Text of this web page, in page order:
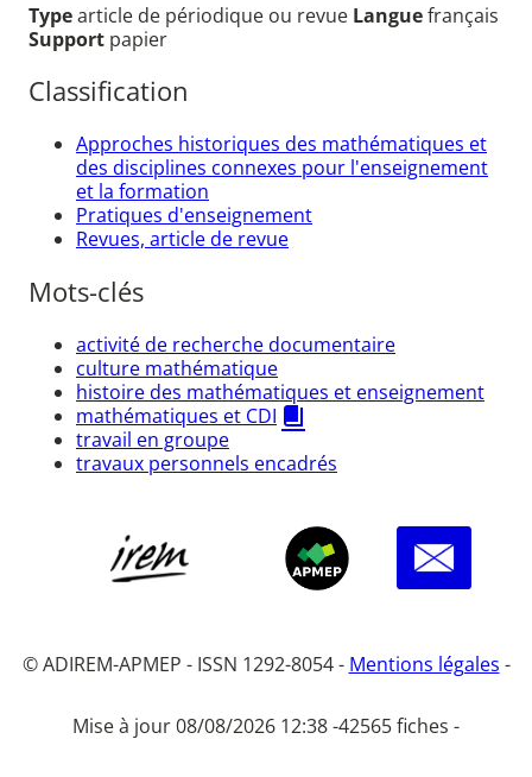
Typearticle de périodique ou revue Languefrançais
Support papier
Classification
Approches historiques des mathématiques et
des disciplines connexes pour l'enseignement
et la formation
Pratiques d'enseignement
Revues, article de revue
Mots-clés
activité de recherche documentaire
culture mathématique
histoire des mathématiques et enseignement
mathématiques et CDI
travail en groupe
travaux personnels encadrés
© ADIREM-APMEP - ISSN 1292-8054 - Mentions légales -
Mise à jour 08/08/2026 12:38 -42565 fiches -